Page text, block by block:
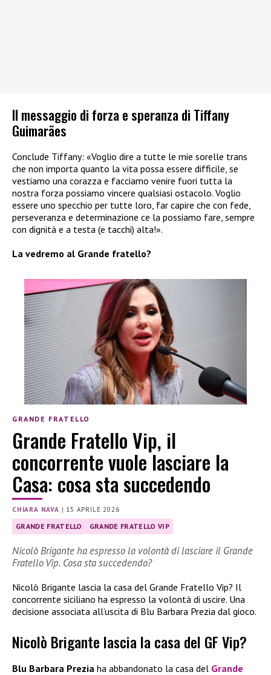
Il messaggio di forza e speranza di Tiffany
Guimarães
Conclude Tiffany: «Voglio dire a tutte le mie sorelle trans
che non importa quanto la vita possa essere difficile, se
vestiamo una corazza e facciamo venire fuori tutta la
nostra forza possiamo vincere qualsiasi ostacolo. Voglio
essere uno specchio per tutte loro, far capire che con fede,
perseveranza e determinazione ce la possiamo fare, sempre
con dignità e a testa (e tacchi) alta!».
La vedremo al Grande fratello?
GRANDE FRATELLO
Grande Fratello Vip, il
concorrente vuole lasciare la
Casa: cosa sta succedendo
CHIARA NAVA | 15 APRILE 2026
GRANDE FRATELLO GRANDE FRATELLO VIP
Nicolò Brigante ha espresso la volontà di lasciare il Grande
Fratello Vip. Cosa sta succedendo?
Nicolò Brigante lascia la casa del Grande Fratello Vip? Il
concorrente siciliano ha espresso la volontà di uscire. Una
decisione associata all’uscita di Blu Barbara Prezia dal gioco.
Nicolò Brigante lascia la casa del GF Vip?
Blu Barbara Prezia ha abbandonato la casa del Grande